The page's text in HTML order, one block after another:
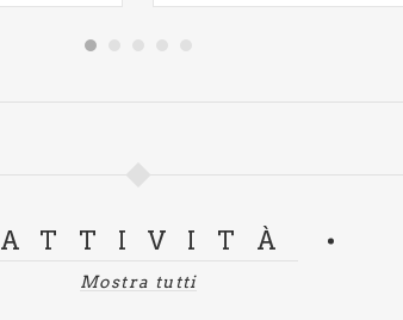
ATTIVITÀ
Mostra tutti